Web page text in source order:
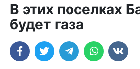
В этих поселках
будет газа